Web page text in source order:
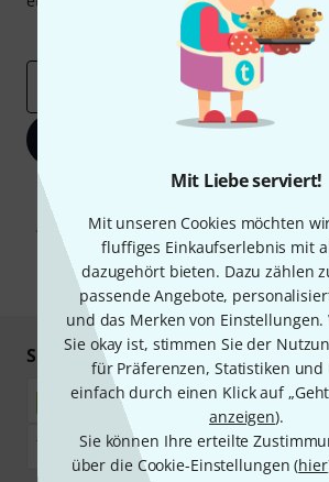
Mit Liebe serviert!
Mit unseren Cookies möchten
fluffiges Einkaufserlebnis mit
dazugehört bieten. Dazu zählen
passende Angebote,
und das Merken von
Sie okay ist, stimmen Sie der
für Präferenzen, Statistiken
einfach durch einen Klick auf
anzeigen).
Sie können Ihre erteilte
über die Cookie-Einstellungen (hier
Inspirierende Beiträge
Deals
Mit Klick auf „Jetzt anmelden“ stimmen Sie
Werbung und einer Messung des E-Mail-
Abmeldung ist jederzeit möglich. Weitere
unseren
* Pflichtfeld
Sicher einkaufen & bezahlen